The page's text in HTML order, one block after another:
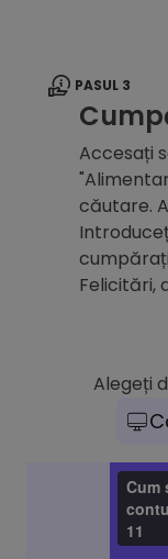
PASUL 3
Accesați
căutare.
Felicitări,
Alegeți